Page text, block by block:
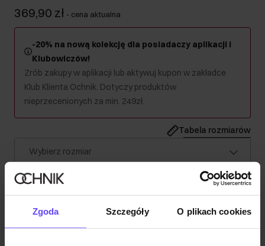
Zgoda Szczegóły O plikach cookies
369,90 zł - cena aktualna
-20% na nową kolekcję dla posiadaczy aplikacji i
Klubowiczów!
Zrób zakupy w aplikacji lub aktywuj kupon w zakładce
Klub Klienta Ochnik. Dotyczy produktów
nieprzecenionych za min. 249zł.
Tabela rozmiarów
Wybierz rozmiar
Wysyłka w 1 dzień roboczy
Opis produktu